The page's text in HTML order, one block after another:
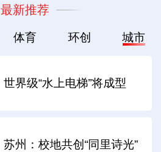
最新推荐
体育 环创 城市
世界级“水上电梯”将成型
苏州：校地共创“同里诗光”